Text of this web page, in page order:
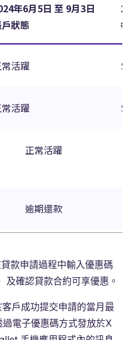
年6月5日 至 9月3日
狀態
每
活躍
活躍
正常活躍
逾期還款
款申請過程中輸入優惠碼
及確認貸款合約可享優惠。
戶成功提交申請的當月最
電子優惠碼方式發放於X